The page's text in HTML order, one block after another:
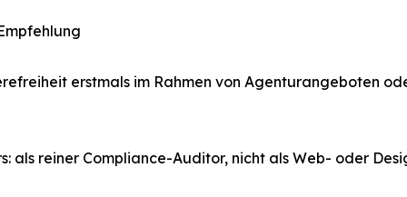
erstmals im Rahmen von Agenturangeboten
als reiner Compliance-Auditor, nicht als Web- oder